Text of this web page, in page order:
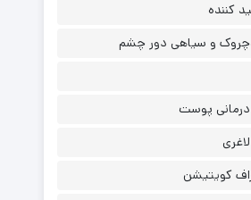
کننده
و سیاهی دور چشم
پوست
کویتیشن